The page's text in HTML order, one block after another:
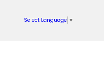
Select Language ▼